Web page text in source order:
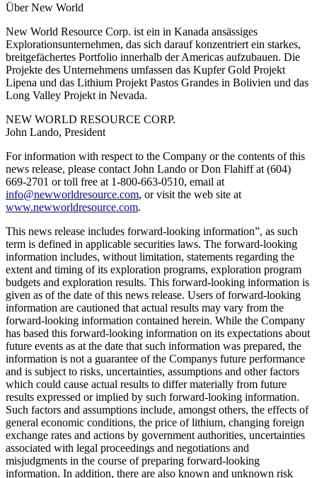
Über New World
New World Resource Corp. ist ein in Kanada ansässiges
Explorationsunternehmen, das sich darauf konzentriert ein starkes,
breitgefächertes Portfolio innerhalb der Americas aufzubauen. Die
Projekte des Unternehmens umfassen das Kupfer Gold Projekt
Lipena und das Lithium Projekt Pastos Grandes in Bolivien und das
Long Valley Projekt in Nevada.
NEW WORLD RESOURCE CORP.
John Lando, President
For information with respect to the Company or the contents of this
news release, please contact John Lando or Don Flahiff at (604)
669-2701 or toll free at 1-800-663-0510, email at
info@newworldresource.com, or visit the web site at
www.newworldresource.com.
This news release includes forward-looking information”, as such
term is defined in applicable securities laws. The forward-looking
information includes, without limitation, statements regarding the
extent and timing of its exploration programs, exploration program
budgets and exploration results. This forward-looking information is
given as of the date of this news release. Users of forward-looking
information are cautioned that actual results may vary from the
forward-looking information contained herein. While the Company
has based this forward-looking information on its expectations about
future events as at the date that such information was prepared, the
information is not a guarantee of the Companys future performance
and is subject to risks, uncertainties, assumptions and other factors
which could cause actual results to differ materially from future
results expressed or implied by such forward-looking information.
Such factors and assumptions include, amongst others, the effects of
general economic conditions, the price of lithium, changing foreign
exchange rates and actions by government authorities, uncertainties
associated with legal proceedings and negotiations and
misjudgments in the course of preparing forward-looking
information. In addition, there are also known and unknown risk